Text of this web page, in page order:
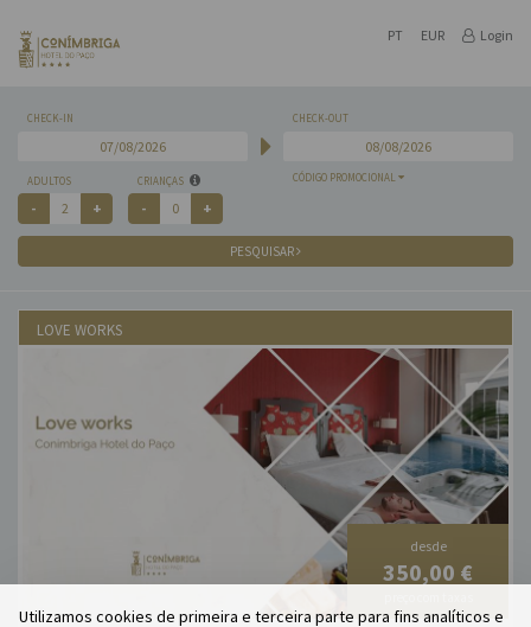
PT EUR Login
CHECK-IN CHECK-OUT
CÓDIGO PROMOCIONAL
ADULTOS CRIANÇAS
PESQUISAR
LOVE WORKS
desde
350,00 €
Utilizamos cookies de primeira e terceira parte para fins analíticos e